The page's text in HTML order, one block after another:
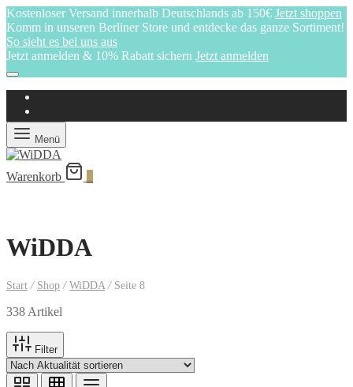
Kostenloser Versand innerhalb Deutschlands ab 150€ Jetzt shoppen
Komm in unseren Berliner Store und entdecke das ganze Sortiment!
So sieht es bei uns aus
Jetzt anmelden & 10% Rabatt sichern Jetzt anmelden
Menü
Warenkorb
WiDDA
Start / Shop / WiDDA /Seite 8
338 Artikel
Filter